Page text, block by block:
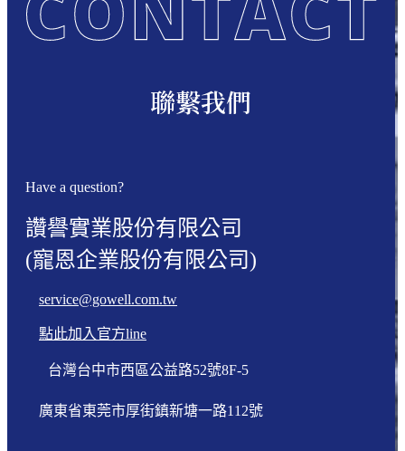
聯繫我們
Have a question?
讚譽實業股份有限公司
(寵恩企業股份有限公司)
service@gowell.com.tw
點此加入官方line
台灣台中市西區公益路52號8F-5
廣東省東莞市厚街鎮新塘一路112號